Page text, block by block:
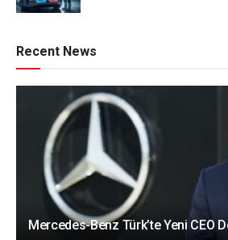
Recent News
Mercedes-Benz Türk’te Yeni CEO